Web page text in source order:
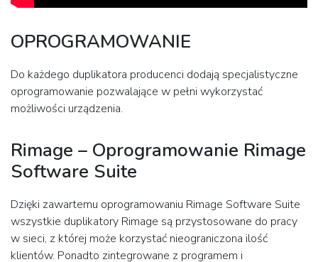
OPROGRAMOWANIE
Do każdego duplikatora producenci dodają specjalistyczne
oprogramowanie pozwalające w pełni wykorzystać
możliwości urządzenia.
Rimage – Oprogramowanie Rimage
Software Suite
Dzięki zawartemu oprogramowaniu Rimage Software Suite
wszystkie duplikatory Rimage są przystosowane do pracy
w sieci, z której może korzystać nieograniczona ilość
klientów. Ponadto zintegrowane z programem i